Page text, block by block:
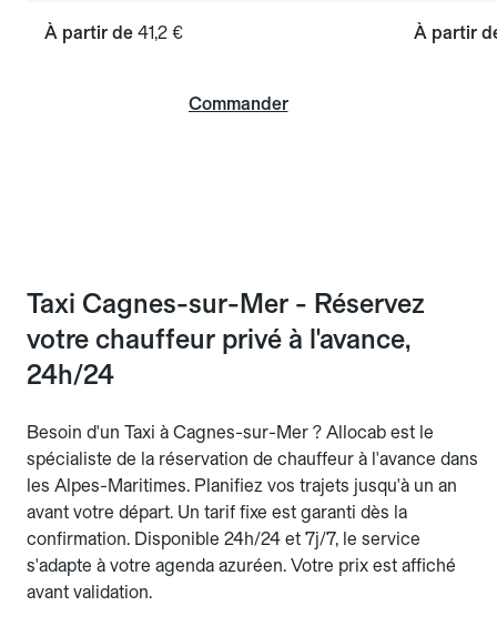
À partir de 41,2 €
Commander
À partir
Taxi Cagnes-sur-Mer - Réservez
votre chauffeur privé à l'avance,
24h/24
Besoin d'un Taxi à Cagnes-sur-Mer ? Allocab est le
spécialiste de la réservation de chauffeur à l'avance dans
les Alpes-Maritimes. Planifiez vos trajets jusqu'à un an
avant votre départ. Un tarif fixe est garanti dès la
confirmation. Disponible 24h/24 et 7j/7, le service
s'adapte à votre agenda azuréen. Votre prix est affiché
avant validation.